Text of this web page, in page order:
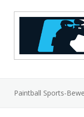
Paintball Sports-